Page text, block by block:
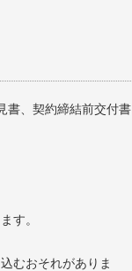
書、契約締結前交付書
す。
むおそれがありま